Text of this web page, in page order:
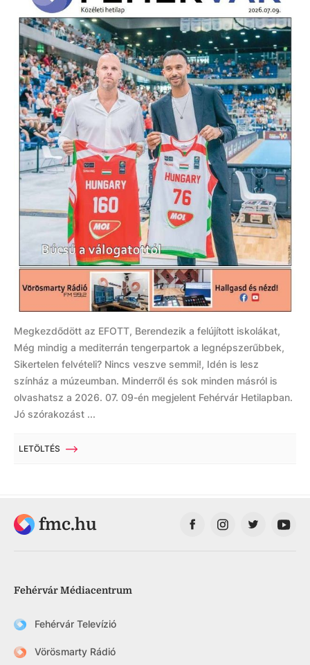
Megkezdődött az EFOTT, Berendezik a felújított iskolákat,
Még mindig a mediterrán tengerpartok a legnépszerűbbek,
Sikertelen felvételi? Nincs veszve semmi!, Idén is lesz
színház a múzeumban. Minderről és sok minden másról is
olvashatsz a 2026. 07. 09-én megjelent Fehérvár Hetilapban.
Jó szórakozást ...
LETÖLTÉS
fmc.hu
Fehérvár Médiacentrum
Fehérvár Televízió
Vörösmarty Rádió